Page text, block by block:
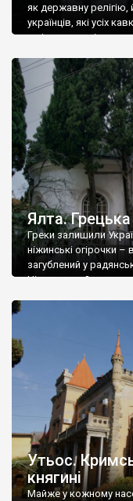
як державну релігію,
українців, які усіх
є відданими
Ялта.
Греки залишили
ніжинські огірочки –
загублений у
Ніжин греки?
Утьос.
княгині
Майже у кожному